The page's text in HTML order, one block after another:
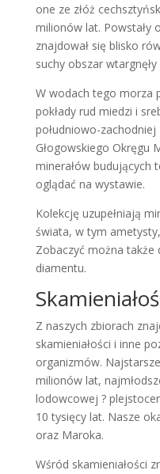
one ze złóż
milionów lat. Powstały
znajdował się blisko
suchy obszar
W wodach tego morza
pokłady rud miedzi i
południowo-
Głogowskiego Okręgu
minerałów budujących
oglądać na wystawie.
Kolekcję uzupełniają
świata, w tym
Zobaczyć można także
diamentu.
Z naszych zbiorach
skamieniałości i inne
organizmów.
milionów lat,
lodowcowej ?
10 tysięcy lat. Nasze
oraz Maroka.
Wśród skamieniałości